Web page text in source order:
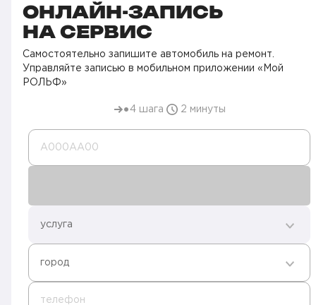
ОНЛАЙН-ЗАПИСЬ
НА СЕРВИС
Самостоятельно запишите автомобиль на ремонт.
Управляйте записью в мобильном приложении «Мой
РОЛЬФ»
4 шага 2 минуты
А000AA00
услуга
город
телефон